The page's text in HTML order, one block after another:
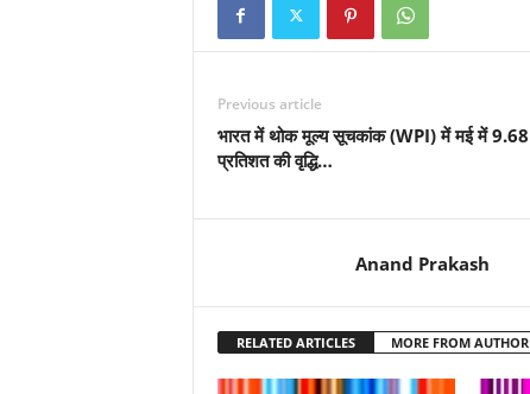
Previous article
भारत में थोक मूल्य सूचकांक (WPI) में मई में 9.68
प्रतिशत की वृद्धि…
Anand Prakash
RELATED ARTICLES MORE FROM AUTHOR